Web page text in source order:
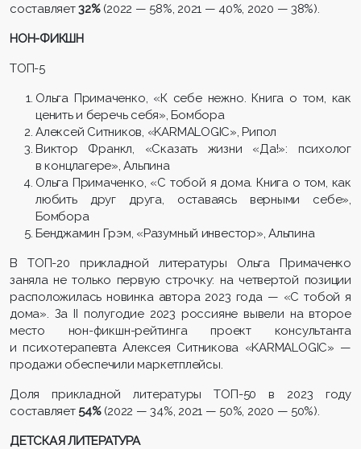
составляет32%(2022 — 58%, 2021 — 40%, 2020 — 38%).
НОН-ФИКШН
ТОП-5
Ольга Примаченко, «К себе нежно. Книга о том, как
ценить и беречь себя», Бомбора
Алексей Ситников, «KARMALOGIC», Рипол
Виктор Франкл, «Сказать жизни «Да!»: психолог
в концлагере», Альпина
Ольга Примаченко, «С тобой я дома. Книга о том, как
любить друг друга, оставаясь верными себе»,
Бомбора
Бенджамин Грэм, «Разумный инвестор», Альпина
В ТОП-20 прикладной литературы Ольга Примаченко
заняла не только первую строчку: на четвертой позиции
расположилась новинка автора 2023 года — «С тобой я
дома». За II полугодие 2023 россияне вывели на второе
место нон-фикшн-рейтинга проект консультанта
и психотерапевта Алексея Ситникова «KARMALOGIC» —
продажи обеспечили маркетплейсы.
Доля прикладной литературы ТОП-50 в 2023 году
составляет 54%(2022 — 34%, 2021 — 50%, 2020 — 50%).
ДЕТСКАЯ ЛИТЕРАТУРА